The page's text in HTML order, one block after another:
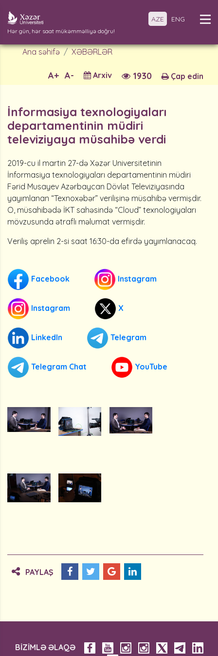
Hər gün, hər saat mükəmməlliyə doğru!
AZE ENG
Ana səhifə XƏBƏRLƏR
Çap edin
1930
Arxiv
A-
A+
İnformasiya texnologiyaları
departamentinin müdiri
televiziyaya müsahibə verdi
2019-cu il martin 27-də Xəzər Universitetinin
İnformasiya texnologiyaları departamentinin müdiri
Fərid Musayev Azərbaycan Dövlət Televiziyasında
yayımlanan “Texnoxəbər” verilişinə müsahibə vermişdir.
O, müsahibədə İKT sahəsində “Cloud” texnologiyaları
mövzusunda ətraflı məlumat vermişdir.
Veriliş aprelin 2-si saat 16:30-da efirdə yayımlanacaq.
Facebook Instagram
Instagram X
LinkedIn Telegram
Telegram Chat YouTube
PAYLAŞ
BİZİMLƏ ƏLAQƏ